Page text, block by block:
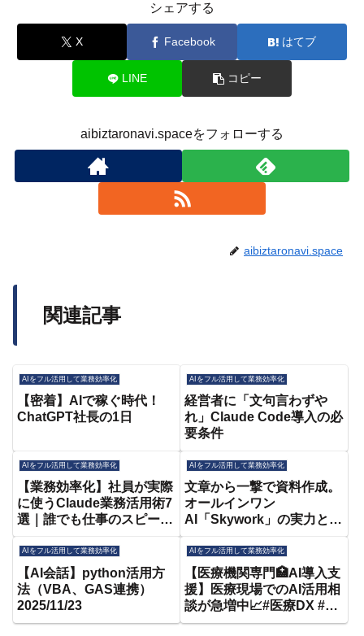
シェアする
X Facebook はてブ
LINE コピー
aibiztaronavi.spaceをフォローする
aibiztaronavi.space
関連記事
AIをフル活用して業務効率化
【密着】AIで稼ぐ時代！
ChatGPT社長の1日
AIをフル活用して業務効率化
経営者に「文句言わずや
れ」Claude Code導入の必
要条件
AIをフル活用して業務効率化
【業務効率化】社員が実際
に使うClaude業務活用術7
選｜誰でも仕事のスピード
AIをフル活用して業務効率化
文章から一撃で資料作成。
オールインワン
AI「Skywork」の実力とは
業務効率化 #時短術 #ビジ
ネス
AIをフル活用して業務効率化
【AI会話】python活用方
法（VBA、GAS連携）
2025/11/23
AIをフル活用して業務効率化
【医療機関専門🏥AI導入支
援】医療現場でのAI活用相
談が急増中📈#医療DX #AI
活用 #業務効率化